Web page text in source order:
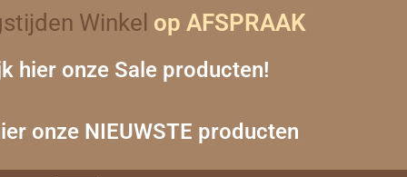
Winkel op AFSPRAAK
hier onze Sale producten!
onze NIEUWSTE producten